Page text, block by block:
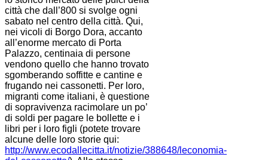
città che dall’800 si svolge ogni
sabato nel centro della città. Qui,
nei vicoli di Borgo Dora, accanto
all’enorme mercato di Porta
Palazzo, centinaia di persone
vendono quello che hanno trovato
sgomberando soffitte e cantine e
frugando nei cassonetti. Per loro,
migranti come italiani, è questione
di sopravivenza racimolare un po’
di soldi per pagare le bollette e i
libri per i loro figli (potete trovare
alcune delle loro storie qui:
http://www.ecodallecitta.it/notizie/388648/leconomia-